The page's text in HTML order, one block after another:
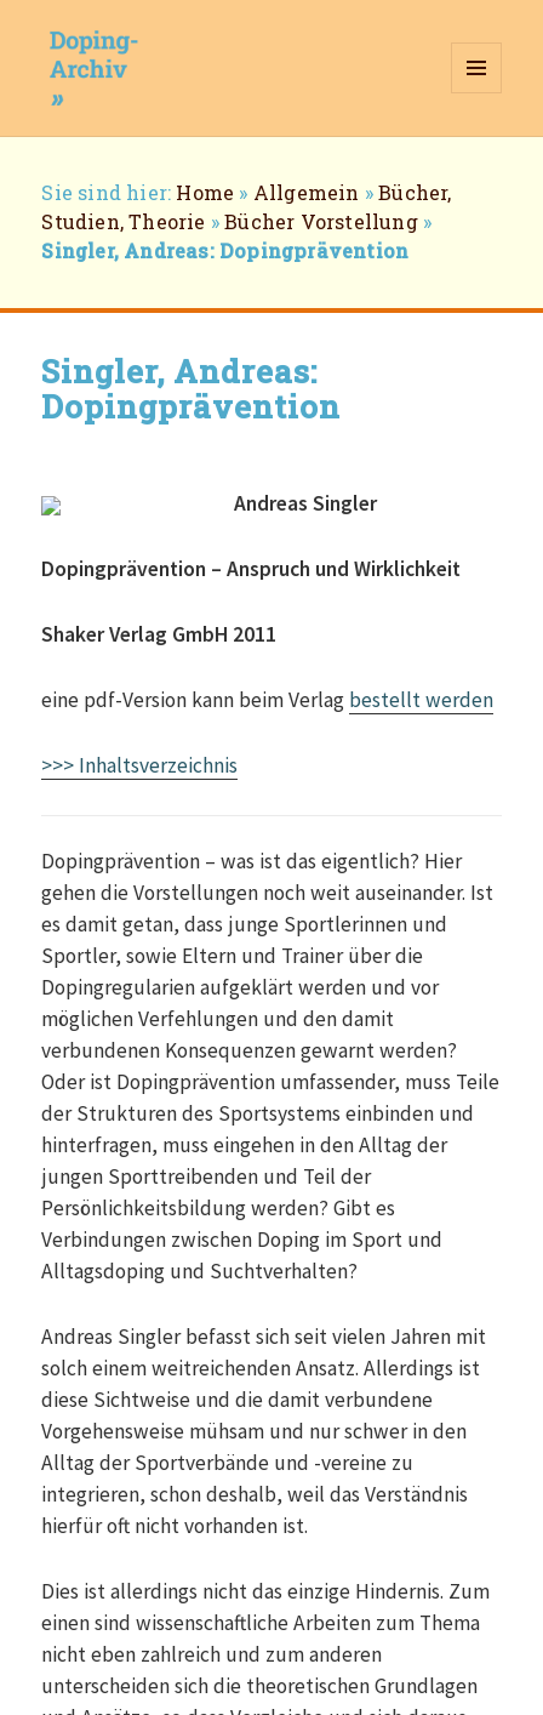
WIDGETS
Breadcrumb-
Navigation
Sie sind hier: Home » Allgemein »Bücher,
Studien, Theorie »Bücher Vorstellung»
Singler, Andreas: Dopingprävention
Singler, Andreas:
Dopingprävention
Andreas Singler
Dopingprävention – Anspruch und Wirklichkeit
Shaker Verlag GmbH 2011
eine pdf-Version kann beim Verlag bestellt werden
>>> Inhaltsverzeichnis
Dopingprävention – was ist das eigentlich? Hier
gehen die Vorstellungen noch weit auseinander. Ist
es damit getan, dass junge Sportlerinnen und
Sportler, sowie Eltern und Trainer über die
Dopingregularien aufgeklärt werden und vor
möglichen Verfehlungen und den damit
verbundenen Konsequenzen gewarnt werden?
Oder ist Dopingprävention umfassender, muss Teile
der Strukturen des Sportsystems einbinden und
hinterfragen, muss eingehen in den Alltag der
jungen Sporttreibenden und Teil der
Persönlichkeitsbildung werden? Gibt es
Verbindungen zwischen Doping im Sport und
Alltagsdoping und Suchtverhalten?
Andreas Singler befasst sich seit vielen Jahren mit
solch einem weitreichenden Ansatz. Allerdings ist
diese Sichtweise und die damit verbundene
Vorgehensweise mühsam und nur schwer in den
Alltag der Sportverbände und -vereine zu
integrieren, schon deshalb, weil das Verständnis
hierfür oft nicht vorhanden ist.
Dies ist allerdings nicht das einzige Hindernis. Zum
einen sind wissenschaftliche Arbeiten zum Thema
nicht eben zahlreich und zum anderen
unterscheiden sich die theoretischen Grundlagen